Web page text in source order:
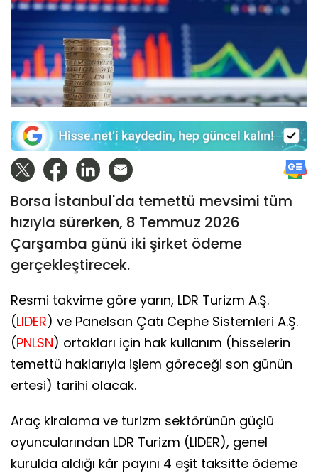
Borsa İstanbul'da temettü mevsimi tüm
hızıyla sürerken, 8 Temmuz 2026
Çarşamba günü iki şirket ödeme
gerçekleştirecek.
Resmi takvime göre yarın, LDR Turizm A.Ş.
(LIDER) ve Panelsan Çatı Cephe Sistemleri A.Ş.
(PNLSN) ortakları için hak kullanım (hisselerin
temettü haklarıyla işlem göreceği son günün
ertesi) tarihi olacak.
Araç kiralama ve turizm sektörünün güçlü
oyuncularından LDR Turizm (LIDER), genel
kurulda aldığı kâr payını 4 eşit taksitte ödeme